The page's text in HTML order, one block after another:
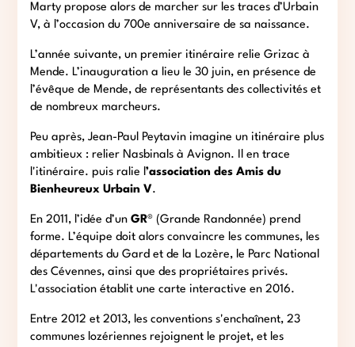
Marty propose alors de marcher sur les traces d’Urbain
V, à l’occasion du 700e anniversaire de sa naissance.
L’année suivante, un premier itinéraire relie Grizac à
Mende. L’inauguration a lieu le 30 juin, en présence de
l’évêque de Mende, de représentants des collectivités et
de nombreux marcheurs.
Peu après, Jean-Paul Peytavin imagine un itinéraire plus
ambitieux : relier Nasbinals à Avignon. Il en trace
l'itinéraire. puis ralie l’association des Amis du
Bienheureux Urbain V.
En 2011, l’idée d’unGR® (Grande Randonnée) prend
forme. L’équipe doit alors convaincre les communes, les
départements du Gard et de la Lozère, le Parc National
des Cévennes, ainsi que des propriétaires privés.
L'association établit une carte interactive en 2016.
Entre 2012 et 2013, les conventions s'enchaînent, 23
communes lozériennes rejoignent le projet, et les